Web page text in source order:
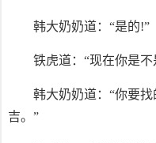
韩大奶奶道：“是的!”
铁虎道：“现在你是
韩大奶奶道：“你要
吉。”